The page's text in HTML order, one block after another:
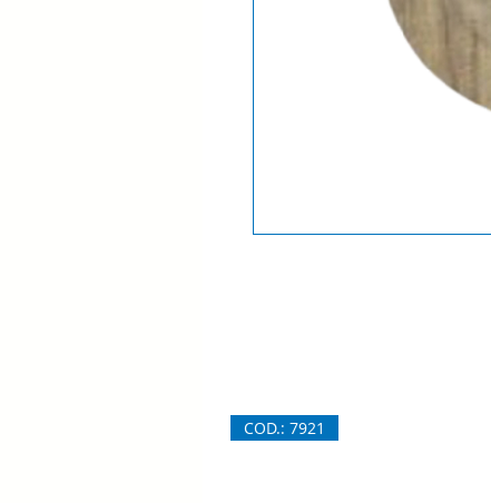
COD.: 7921